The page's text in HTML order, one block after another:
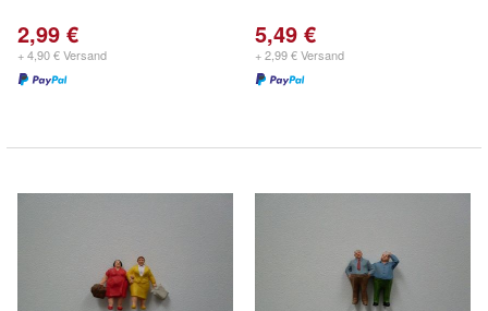
2,99 €
+ 4,90 € Versand
5,49 €
+ 2,99 € Versand